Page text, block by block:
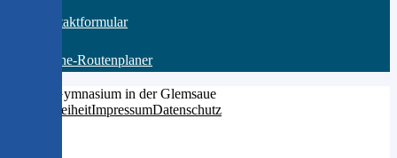
zum Kontaktformular
zum Online-Routenplaner
© 2026 Gymnasium in der Glemsaue
BarrierefreiheitImpressumDatenschutz